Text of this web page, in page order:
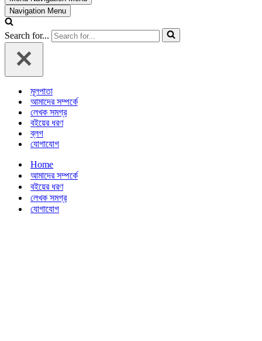
Navigation Menu
Search for...
মূলপাতা
আমাদের সম্পর্কে
লেখক সমগ্র
বইয়ের ধরণ
ব্লগ
যোগাযোগ
Home
আমাদের সম্পর্কে
বইয়ের ধরণ
লেখক সমগ্র
যোগাযোগ